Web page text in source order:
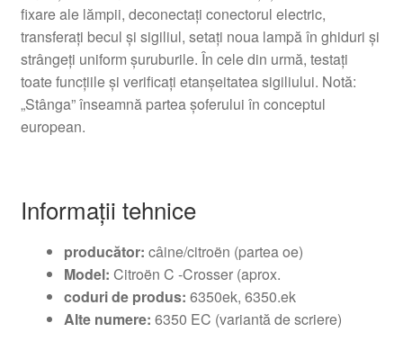
fixare ale lămpii, deconectați conectorul electric,
transferați becul și sigiliul, setați noua lampă în ghiduri și
strângeți uniform șuruburile. În cele din urmă, testați
toate funcțiile și verificați etanșeitatea sigiliului. Notă:
„Stânga” înseamnă partea șoferului în conceptul
european.
Informații tehnice
producător: câine/citroën (partea oe)
Model: Citroën C -Crosser (aprox.
coduri de produs: 6350ek, 6350.ek
Alte numere: 6350 EC (variantă de scriere)